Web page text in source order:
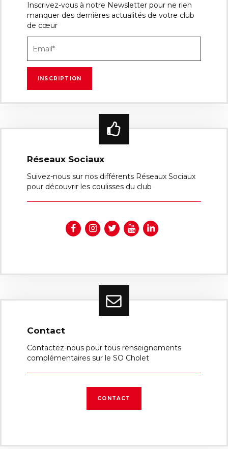
Inscrivez-vous à notre Newsletter pour ne rien
manquer des dernières actualités de votre club
de cœur
Réseaux Sociaux
Suivez-nous sur nos différents Réseaux Sociaux
pour découvrir les coulisses du club
Contact
Contactez-nous pour tous renseignements
complémentaires sur le SO Cholet
CONTACT